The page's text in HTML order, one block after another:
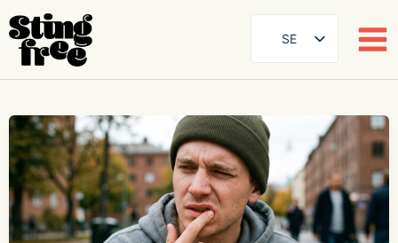
till
innehåll
SE
ES
FI
DA